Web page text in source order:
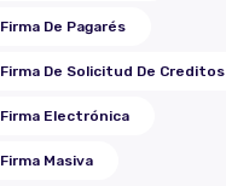
Firma De Pagarés
Firma De Solicitud De Creditos
Firma Electrónica
Firma Masiva